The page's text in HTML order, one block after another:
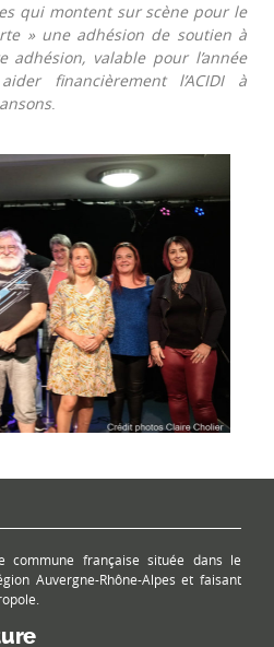
qui montent sur scène pour le
» une adhésion de soutien à
adhésion, valable pour l’année
financièrement l’ACIDI à
.
commune française située dans le
Auvergne-Rhône-Alpes et faisant